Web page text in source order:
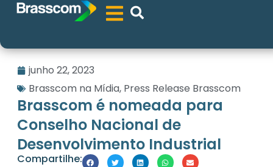
junho 22, 2023
Brasscom na Mídia, Press Release Brasscom
Brasscom é nomeada para
Conselho Nacional de
Desenvolvimento Industrial
Compartilhe: